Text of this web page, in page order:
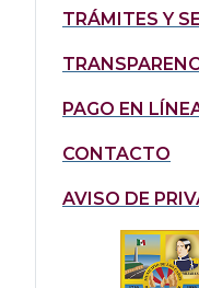
TRÁMITES Y
PAGO EN
CONTACTO
AVISO DE